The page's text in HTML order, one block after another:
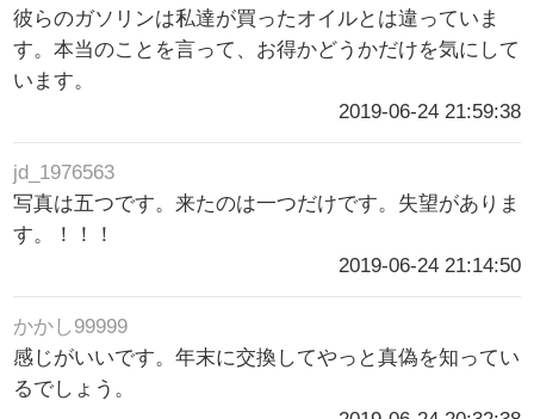
彼らのガソリンは私達が買ったオイルとは違っていま
す。本当のことを言って、お得かどうかだけを気にして
います。
2019-06-24 21:59:38
jd_1976563
写真は五つです。来たのは一つだけです。失望がありま
す。！！！
2019-06-24 21:14:50
かかし99999
感じがいいです。年末に交換してやっと真偽を知ってい
るでしょう。